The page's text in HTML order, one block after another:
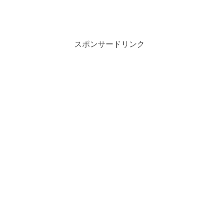
スポンサードリンク